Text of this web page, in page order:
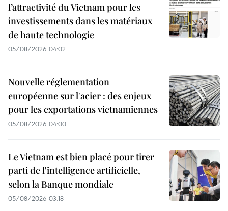
l’attractivité du Vietnam pour les
investissements dans les matériaux
de haute technologie
05/08/2026 04:02
Nouvelle réglementation
européenne sur l'acier : des enjeux
pour les exportations vietnamiennes
05/08/2026 04:00
Le Vietnam est bien placé pour tirer
parti de l'intelligence artificielle,
selon la Banque mondiale
05/08/2026 03:18